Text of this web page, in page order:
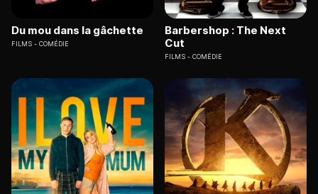
Du mou dans la gâchette
FILMS COMÉDIE
Barbershop : The Next
Cut
FILMS COMÉDIE